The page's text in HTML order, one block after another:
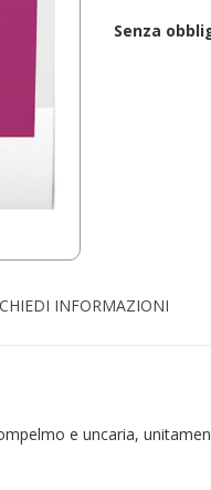
Senza
INFORMAZIONI
e uncaria,